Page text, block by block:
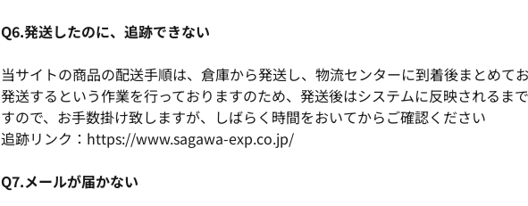
Q6.発送したのに、追跡できない
当サイトの商品の配送手順は、倉庫から発送し、物流センターに到着後まとめて
発送するという作業を行っておりますのため、発送後はシステムに反映されるま
すので、お手数掛け致しますが、しばらく時間をおいてからご確認ください
追跡リンク：https://www.sagawa-exp.co.jp/
Q7.メールが届かない